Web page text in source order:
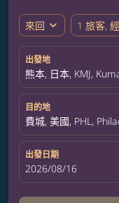
來回 expand_more 1 旅客,
出發地
熊本, 日本, KMJ,
目的地
費城, 美國, PHL,
出發日期
fc-booking-
2026/08/16